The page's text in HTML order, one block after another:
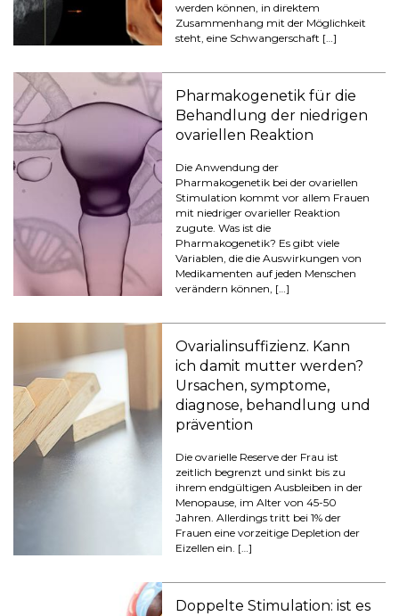
werden können, in direktem
Zusammenhang mit der Möglichkeit
steht, eine Schwangerschaft […]
Pharmakogenetik für die
Behandlung der niedrigen
ovariellen Reaktion
Die Anwendung der
Pharmakogenetik bei der ovariellen
Stimulation kommt vor allem Frauen
mit niedriger ovarieller Reaktion
zugute. Was ist die
Pharmakogenetik? Es gibt viele
Variablen, die die Auswirkungen von
Medikamenten auf jeden Menschen
verändern können, […]
Ovarialinsuffizienz. Kann
ich damit mutter werden?
Ursachen, symptome,
diagnose, behandlung und
prävention
Die ovarielle Reserve der Frau ist
zeitlich begrenzt und sinkt bis zu
ihrem endgültigen Ausbleiben in der
Menopause, im Alter von 45-50
Jahren. Allerdings tritt bei 1% der
Frauen eine vorzeitige Depletion der
Eizellen ein. […]
Doppelte Stimulation: ist es